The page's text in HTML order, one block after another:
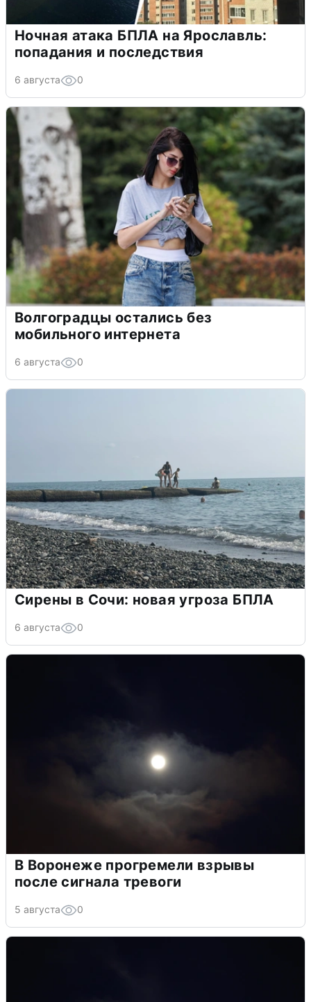
Ночная атака БПЛА на Ярославль:
попадания и последствия
6 августа 0
Волгоградцы остались без
мобильного интернета
6 августа 0
Сирены в Сочи: новая угроза БПЛА
6 августа 0
В Воронеже прогремели взрывы
после сигнала тревоги
5 августа 0